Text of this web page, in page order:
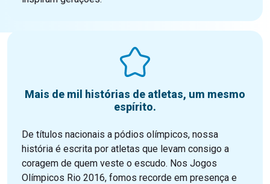
Mais de mil histórias de atletas, um mesmo
espírito.
De títulos nacionais a pódios olímpicos, nossa
história é escrita por atletas que levam consigo a
coragem de quem veste o escudo. Nos Jogos
Olímpicos Rio 2016, fomos recorde em presença e